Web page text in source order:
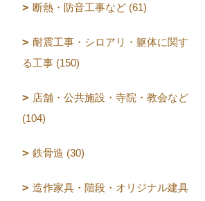
断熱・防音工事など (61)
耐震工事・シロアリ・躯体に関す
る工事 (150)
店舗・公共施設・寺院・教会など
(104)
鉄骨造 (30)
造作家具・階段・オリジナル建具